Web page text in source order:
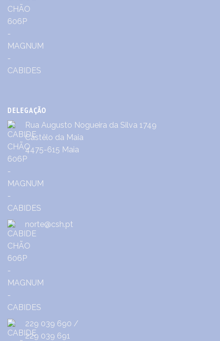
DELEGAÇÃO
Rua Augusto Nogueira da Silva 1749
Castêlo da Maia
4475-615 Maia
norte@csh.pt
229 039 690 /
229 039 691